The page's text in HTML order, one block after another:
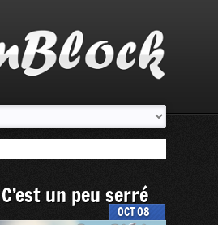
un peu serré
08
OCT